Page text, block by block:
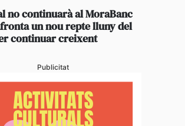
no continuarà al MoraBanc
un nou repte lluny del
continuar creixent
Publicitat